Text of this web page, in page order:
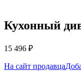
Кухонный
15 496 ₽
На сайт продавца